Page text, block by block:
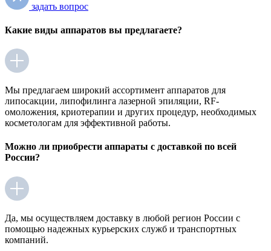
задать вопрос
Какие виды аппаратов вы предлагаете?
Мы предлагаем широкий ассортимент аппаратов для
липосакции, липофилинга лазерной эпиляции, RF-
омоложения, криотерапии и других процедур, необходимых
косметологам для эффективной работы.
Можно ли приобрести аппараты с доставкой по всей
России?
Да, мы осуществляем доставку в любой регион России с
помощью надежных курьерских служб и транспортных
компаний.